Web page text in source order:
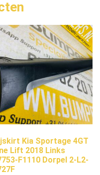
Kia Sportage 4GT
Lift 2018 Links
F1110 Dorpel 2-L2-